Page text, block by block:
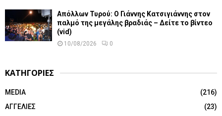
Απόλλων Τυρού: Ο Γιάννης Κατσιγιάννης στον
παλμό της μεγάλης βραδιάς – Δείτε το βίντεο
(vid)
10/08/2026 0
ΚΑΤΗΓΟΡΙΕΣ
MEDIA
(216)
ΑΓΓΕΛΙΕΣ
(23)